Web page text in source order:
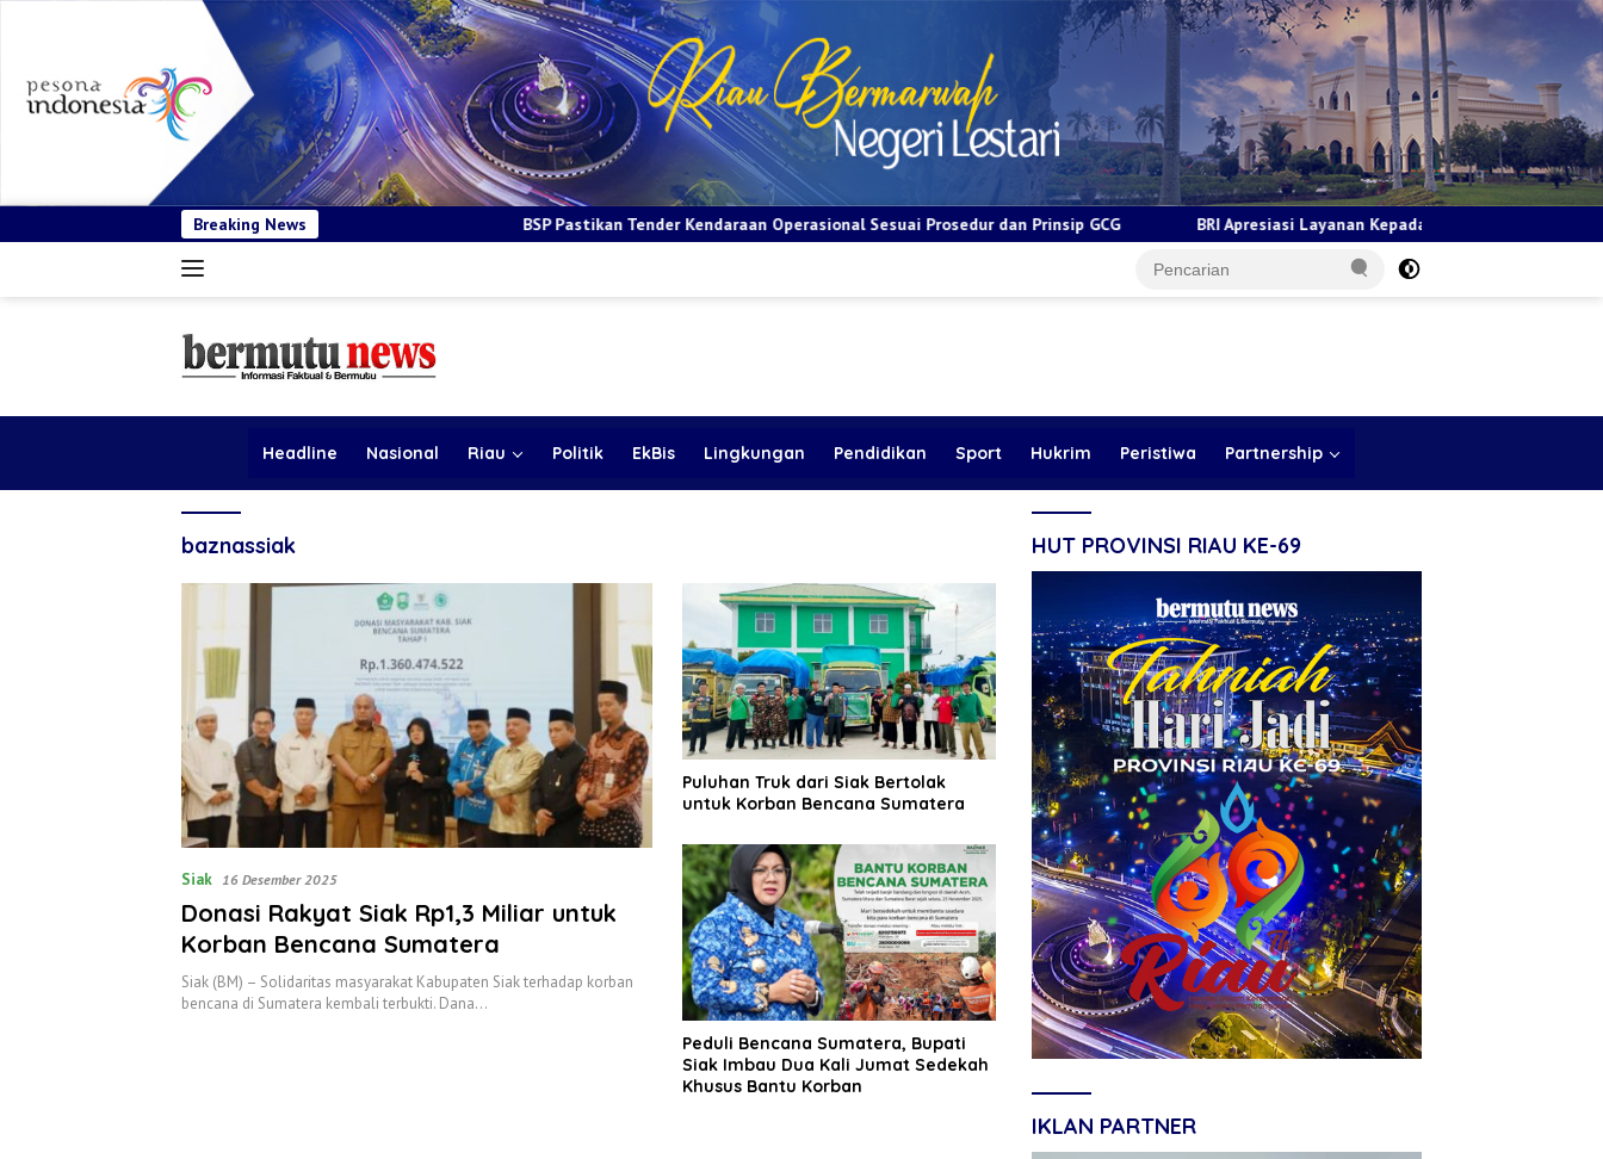
Breaking News BSP Pastikan Tender Kendaraan Operasional Sesuai Prosedur dan Prinsip GCG BRI Apresiasi Layanan Kepada Pensiunan Jadi Bukti Komitmen Tingkatkan
Headline Nasional Riau Politik EkBis Lingkungan Pendidikan Sport Hukrim Peristiwa Partnership
baznassiak
Siak 16 Desember 2025
Donasi Rakyat Siak Rp1,3 Miliar untuk
Korban Bencana Sumatera
Siak (BM) – Solidaritas masyarakat Kabupaten Siak terhadap korban
bencana di Sumatera kembali terbukti. Dana…
Puluhan Truk dari Siak Bertolak
untuk Korban Bencana Sumatera
Peduli Bencana Sumatera, Bupati
Siak Imbau Dua Kali Jumat Sedekah
Khusus Bantu Korban
HUT PROVINSI RIAU KE-69
IKLAN PARTNER